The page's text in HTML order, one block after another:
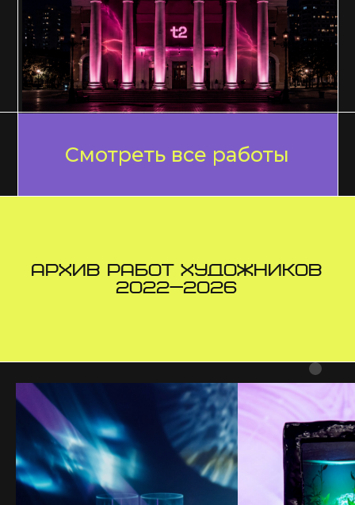
Сероштанова Наталья
+7 982 65 13 819
О фестивале
Программа
фестиваля
в Екатеринбурге
Работы художников
Школа волонтеров
Мастерские
Фестиваль 2026
Контекст